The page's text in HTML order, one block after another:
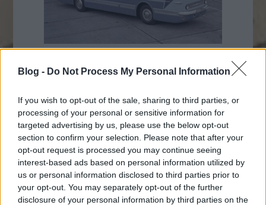
Blog - Do Not Process My Personal Information
If you wish to opt-out of the sale, sharing to third parties, or
processing of your personal or sensitive information for
targeted advertising by us, please use the below opt-out
section to confirm your selection. Please note that after your
opt-out request is processed you may continue seeing
interest-based ads based on personal information utilized by
us or personal information disclosed to third parties prior to
your opt-out. You may separately opt-out of the further
disclosure of your personal information by third parties on the
* * *